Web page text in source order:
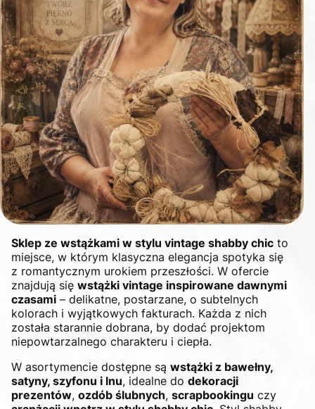
Sklep ze wstążkami w stylu vintage shabby chic to
miejsce, w którym klasyczna elegancja spotyka się
z romantycznym urokiem przeszłości. W ofercie
znajdują się wstążki vintage inspirowane dawnymi
czasami – delikatne, postarzane, o subtelnych
kolorach i wyjątkowych fakturach. Każda z nich
została starannie dobrana, by dodać projektom
niepowtarzalnego charakteru i ciepła.
W asortymencie dostępne są wstążki z bawełny,
satyny, szyfonu i lnu, idealne do dekoracji
prezentów, ozdób ślubnych, scrapbookingu czy